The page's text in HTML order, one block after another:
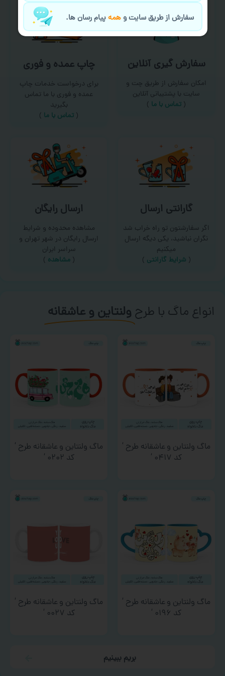
سفارش گیری آنلاین
امکان سفارش از طریق چت و
سایت با پشتیبانی آنلاین
( تماس با ما‌ )
چاپ عمده و فوری
برای درخواست خدمات چاپ
عمده و فوری با ما تماس
بگیرید
( تماس با ما )
گارانتی ارسال
اگر سفارشتون تو راه خراب شد
نگران نباشید، یکی دیگه ارسال
میکنیم
( شرایط گارانتی )
ارسال رایگان
مشاهده محدوده و شرایط
ارسال رایگان در شهر تهران و
سراسر ایران
(مشاهده )
انواع ماگ با طرح ولنتاین و عاشقانه
ماگ ولنتاین و عاشقانه طرح ‘
کد ۰۴۱۷ ‘
ماگ ولنتاین و عاشقانه طرح ‘
کد ۰۲۰۲ ‘
ماگ ولنتاین و عاشقانه طرح ‘
کد ۰۱۹۶ ‘
ماگ ولنتاین و عاشقانه طرح ‘
کد ۰۰۲۷ ‘
بریم ببینیم
سفارش از طریق سایت وهمهپیام رسان ها.